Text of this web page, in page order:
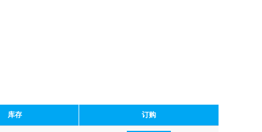
库存 订购